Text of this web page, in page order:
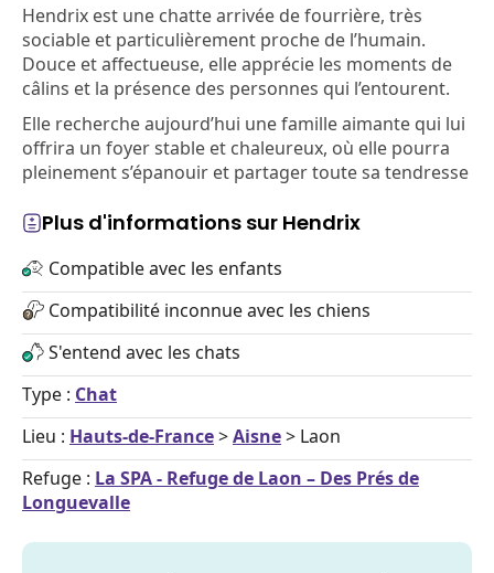
Hendrix est une chatte arrivée de fourrière, très
sociable et particulièrement proche de l’humain.
Douce et affectueuse, elle apprécie les moments de
câlins et la présence des personnes qui l’entourent.
Elle recherche aujourd’hui une famille aimante qui lui
offrira un foyer stable et chaleureux, où elle pourra
pleinement s’épanouir et partager toute sa tendresse
Plus d'informations sur Hendrix
Compatible avec les enfants
Compatibilité inconnue avec les chiens
S'entend avec les chats
Type : Chat
Lieu : Hauts-de-France>Aisne> Laon
Refuge : La SPA - Refuge de Laon – Des Prés de
Longuevalle